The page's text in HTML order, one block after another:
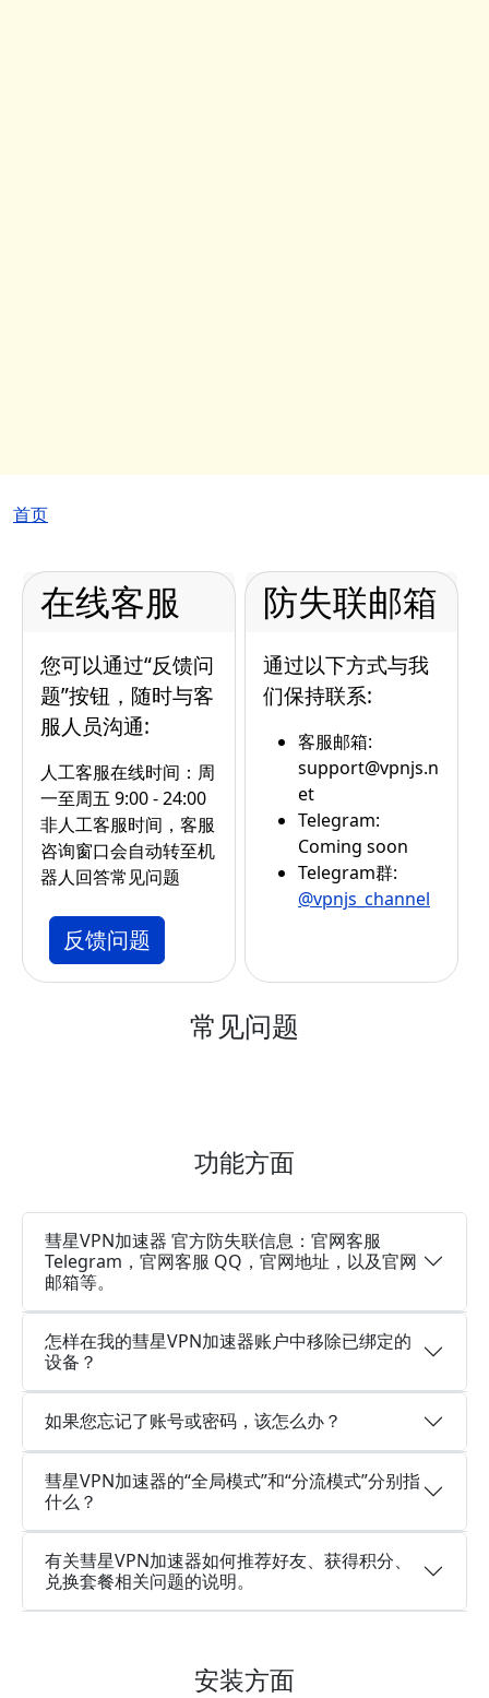
面包屑
首页
在线客服
您可以通过“反馈问
题”按钮，随时与客
服人员沟通:
人工客服在线时间：周
一至周五 9:00 - 24:00
非人工客服时间，客服
咨询窗口会自动转至机
器人回答常见问题
反馈问题
防失联邮箱
通过以下方式与我
们保持联系:
客服邮箱:
support@vpnjs.n
et
Telegram:
Coming soon
Telegram群:
@vpnjs_channel
常见问题
功能方面
彗星VPN加速器 官方防失联信息：官网客服
Telegram，官网客服 QQ，官网地址，以及官网
邮箱等。
怎样在我的彗星VPN加速器账户中移除已绑定的
设备？
如果您忘记了账号或密码，该怎么办？
彗星VPN加速器的“全局模式”和“分流模式”分别指
什么？
有关彗星VPN加速器如何推荐好友、获得积分、
兑换套餐相关问题的说明。
安装方面